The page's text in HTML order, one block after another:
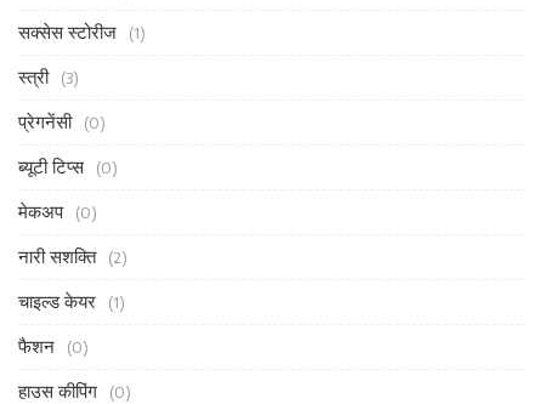
सक्सेस स्टोरीज (1)
स्त्री (3)
प्रेगनेंसी (0)
ब्यूटी टिप्स (0)
मेकअप (0)
नारी सशक्ति (2)
चाइल्ड केयर (1)
फैशन (0)
हाउस कीपिंग (0)